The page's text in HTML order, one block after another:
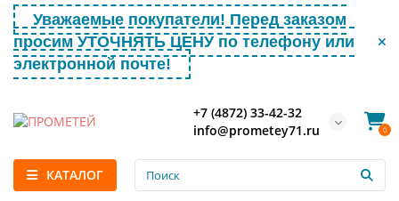
Уважаемые покупатели! Перед заказом
просим УТОЧНЯТЬ ЦЕНУ по телефону или
электронной почте!
+7 (4872) 33-42-32
info@prometey71.ru
0
КАТАЛОГ